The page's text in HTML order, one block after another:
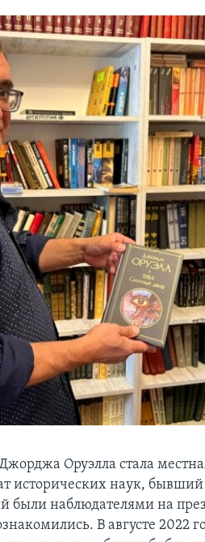
Оруэлла стала
исторических наук,
были наблюдателями на
В августе 2022